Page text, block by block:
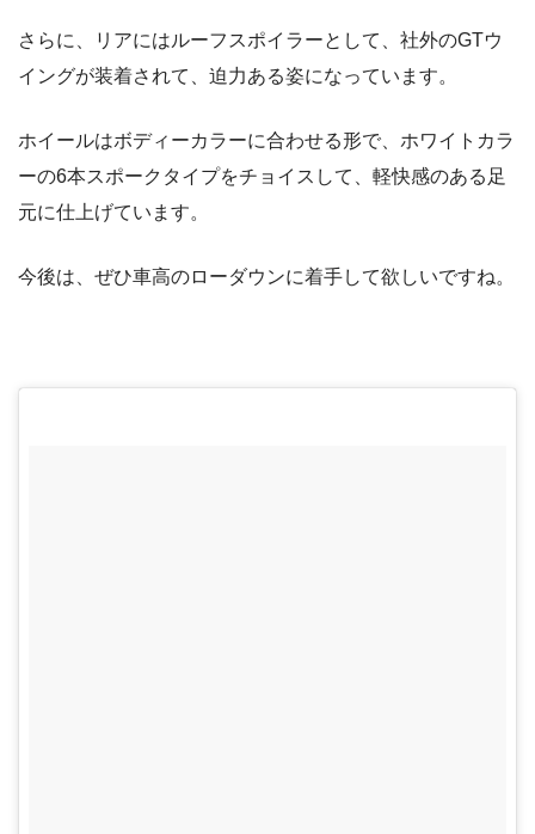
さらに、リアにはルーフスポイラーとして、社外のGTウ
イングが装着されて、迫力ある姿になっています。
ホイールはボディーカラーに合わせる形で、ホワイトカラ
ーの6本スポークタイプをチョイスして、軽快感のある足
元に仕上げています。
今後は、ぜひ車高のローダウンに着手して欲しいですね。